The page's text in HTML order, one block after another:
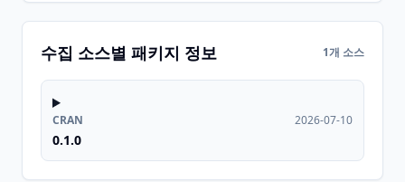
수집 소스별 패키지 정보 1개 소스
CRAN
0.1.0
2026-07-10